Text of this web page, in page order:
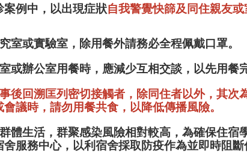
案例中，以出現症狀自我警覺快篩及同住親友或
室或實驗室，除用餐外請務必全程佩戴口罩。
或辦公室用餐時，應減少互相交談，以先用餐
後回溯匡列密切接觸者，除同住者以外，其
議時，請勿用餐共食，以降低傳播風險。
體生活，群聚感染風險相對較高，為確保住
服務中心，以利宿舍採取防疫作為並即時阻斷